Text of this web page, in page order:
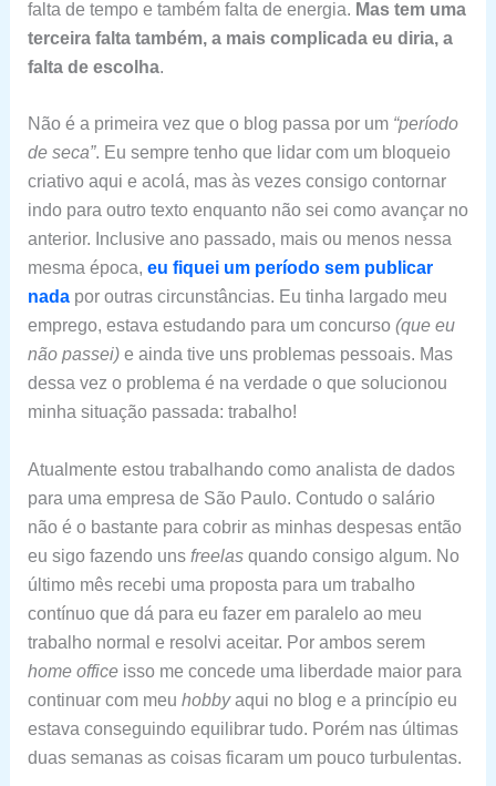
falta de tempo e também falta de energia. Mas tem uma
terceira falta também, a mais complicada eu diria, a
falta de escolha.
Não é a primeira vez que o blog passa por um “período
de seca”. Eu sempre tenho que lidar com um bloqueio
criativo aqui e acolá, mas às vezes consigo contornar
indo para outro texto enquanto não sei como avançar no
anterior. Inclusive ano passado, mais ou menos nessa
mesma época, eu fiquei um período sem publicar
nadapor outras circunstâncias. Eu tinha largado meu
emprego, estava estudando para um concurso (que eu
não passei)e ainda tive uns problemas pessoais. Mas
dessa vez o problema é na verdade o que solucionou
minha situação passada: trabalho!
Atualmente estou trabalhando como analista de dados
para uma empresa de São Paulo. Contudo o salário
não é o bastante para cobrir as minhas despesas então
eu sigo fazendo uns freelasquando consigo algum. No
último mês recebi uma proposta para um trabalho
contínuo que dá para eu fazer em paralelo ao meu
trabalho normal e resolvi aceitar. Por ambos serem
home officeisso me concede uma liberdade maior para
continuar com meu hobbyaqui no blog e a princípio eu
estava conseguindo equilibrar tudo. Porém nas últimas
duas semanas as coisas ficaram um pouco turbulentas.